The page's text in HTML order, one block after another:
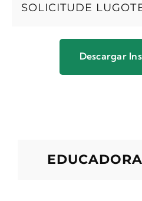
SOLICITUDE
Descargar